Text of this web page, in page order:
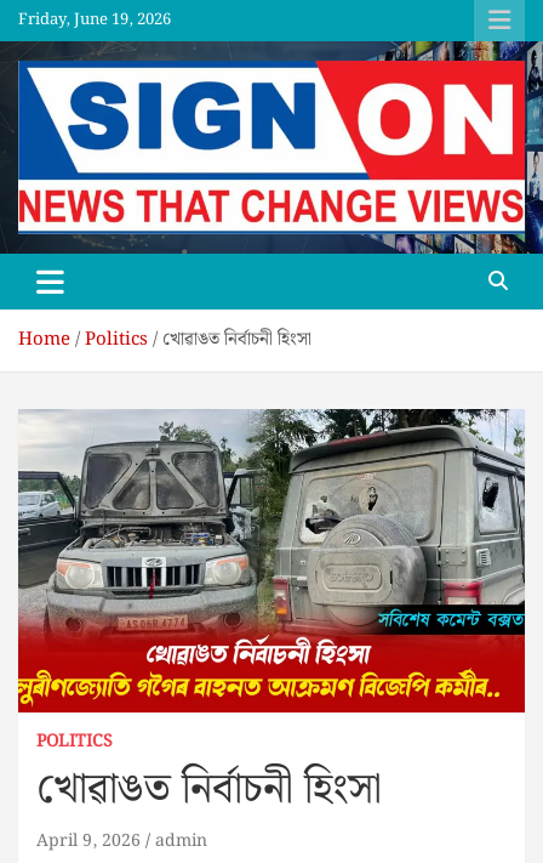
Skip
to
content
Friday, June 19, 2026
SGNON
Home Politics খোৱাঙত নিৰ্বাচনী হিংসা
POLITICS
খোৱাঙত নিৰ্বাচনী হিংসা
April 9, 2026 admin